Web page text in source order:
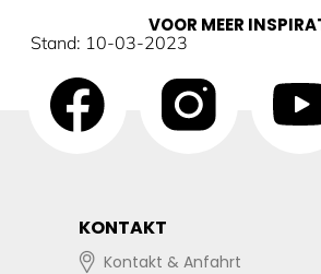
Stand: 10-03-2023
VOOR MEER
KONTAKT
Kontakt & Anfahrt